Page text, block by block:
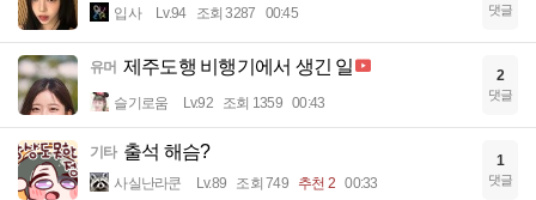
입사 Lv.94 조회 3287 00:45 댓글
유머 제주도행 비행기에서 생긴 일
슬기로움 Lv.92 조회 1359 00:43
2
댓글
기타 출석 해슴?
사실난라쿤 Lv.89 조회 749 추천 2 00:33
1
댓글